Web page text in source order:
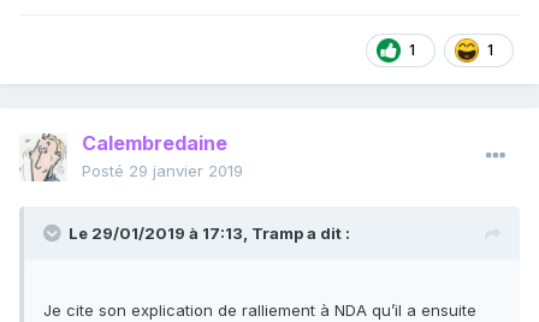
1 1
Calembredaine
Posté 29 janvier 2019
Le 29/01/2019 à 17:13, Trampa dit :
Je cite son explication de ralliement à NDA qu’il a ensuite